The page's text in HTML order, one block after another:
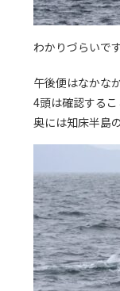
わかりづらいで
午後便はなかな
4頭は確認するこ
奥には知床半島